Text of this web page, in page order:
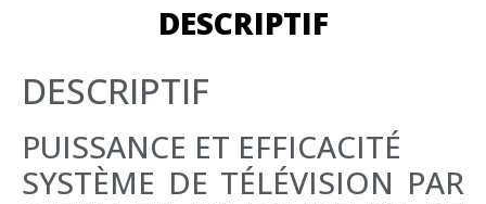
DESCRIPTIF
DESCRIPTIF
PUISSANCE ET EFFICACITÉ
SYSTÈME DE TÉLÉVISION PAR